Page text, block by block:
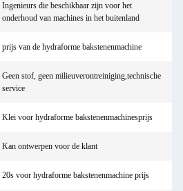
Ingenieurs die beschikbaar zijn voor het
onderhoud van machines in het buitenland
prijs van de hydraforme bakstenenmachine
Geen stof, geen milieuverontreiniging,technische
service
Klei voor hydraforme bakstenenmachinesprijs
Kan ontwerpen voor de klant
20s voor hydraforme bakstenenmachine prijs